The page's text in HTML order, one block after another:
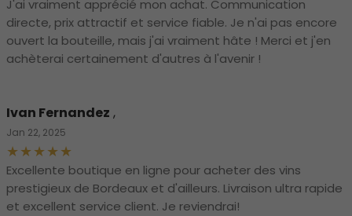
J'ai vraiment apprécié mon achat. Communication
directe, prix attractif et service fiable. Je n'ai pas encore
ouvert la bouteille, mais j'ai vraiment hâte ! Merci et j'en
achèterai certainement d'autres à l'avenir !
Ivan Fernandez ,
Jan 22, 2025
Excellente boutique en ligne pour acheter des vins
prestigieux de Bordeaux et d'ailleurs. Livraison ultra rapide
et excellent service client. Je reviendrai!